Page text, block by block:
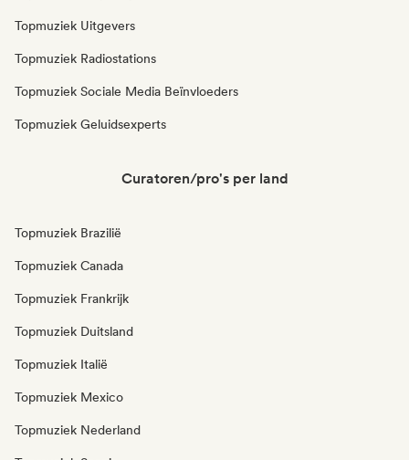
Topmuziek Uitgevers
Topmuziek Radiostations
Topmuziek Sociale Media Beïnvloeders
Topmuziek Geluidsexperts
Curatoren/pro's per land
Topmuziek Brazilië
Topmuziek Canada
Topmuziek Frankrijk
Topmuziek Duitsland
Topmuziek Italië
Topmuziek Mexico
Topmuziek Nederland